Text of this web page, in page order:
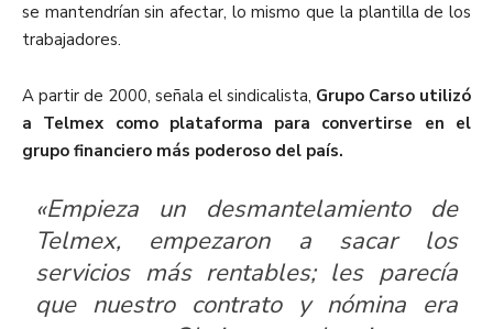
se mantendrían sin afectar, lo mismo que la plantilla de los
trabajadores.
A partir de 2000, señala el sindicalista, Grupo Carso utilizó
a Telmex como plataforma para convertirse en el
grupo financiero más poderoso del país.
«Empieza un desmantelamiento de
Telmex, empezaron a sacar los
servicios más rentables; les parecía
que nuestro contrato y nómina era